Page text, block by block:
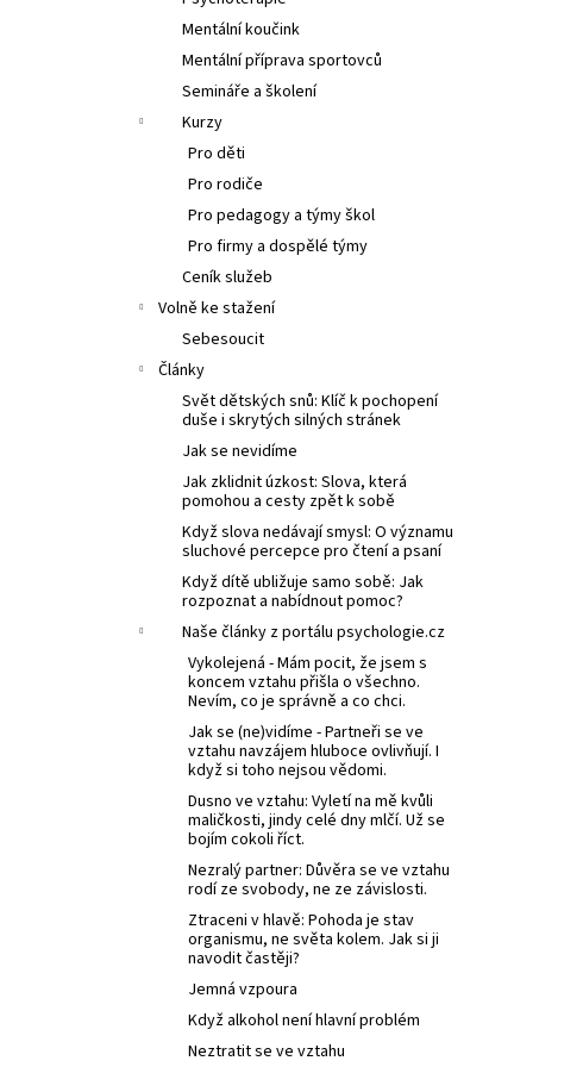
Mentální koučink
Mentální příprava sportovců
Semináře a školení
Kurzy
Pro děti
Pro rodiče
Pro pedagogy a týmy škol
Pro firmy a dospělé týmy
Ceník služeb
Volně ke stažení
Sebesoucit
Články
Svět dětských snů: Klíč k pochopení
duše i skrytých silných stránek
Jak se nevidíme
Jak zklidnit úzkost: Slova, která
pomohou a cesty zpět k sobě
Když slova nedávají smysl: O významu
sluchové percepce pro čtení a psaní
Když dítě ubližuje samo sobě: Jak
rozpoznat a nabídnout pomoc?
Naše články z portálu psychologie.cz
Vykolejená - Mám pocit, že jsem s
koncem vztahu přišla o všechno.
Nevím, co je správně a co chci.
Jak se (ne)vidíme - Partneři se ve
vztahu navzájem hluboce ovlivňují. I
když si toho nejsou vědomi.
Dusno ve vztahu: Vyletí na mě kvůli
maličkosti, jindy celé dny mlčí. Už se
bojím cokoli říct.
Nezralý partner: Důvěra se ve vztahu
rodí ze svobody, ne ze závislosti.
Ztraceni v hlavě: Pohoda je stav
organismu, ne světa kolem. Jak si ji
navodit častěji?
Jemná vzpoura
Když alkohol není hlavní problém
Neztratit se ve vztahu